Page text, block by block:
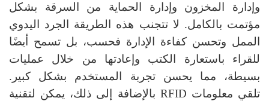
وإدارة المخزون وإدارة الحماية من السرقة بشكل
مؤتمت بالكامل. لا تتجنب هذه الطريقة الجرد اليدوي
الممل وتحسن كفاءة الإدارة فحسب، بل تسمح أيضًا
للقراء باستعارة الكتب وإعادتها من خلال عمليات
بسيطة، مما يحسن تجربة المستخدم بشكل كبير.
بالإضافة إلى ذلك، يمكن لتقنية RFID تلقي معلومات